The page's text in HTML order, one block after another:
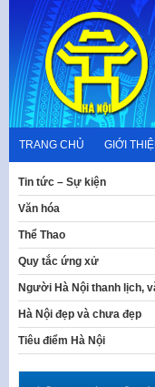
content
TRANG CHỦ GIỚI
Tin tức – Sự kiện
Văn hóa
Thể Thao
Quy tắc ứng xử
Người Hà Nội thanh lịch,
Hà Nội đẹp và chưa đẹp
Tiêu điểm Hà Nội